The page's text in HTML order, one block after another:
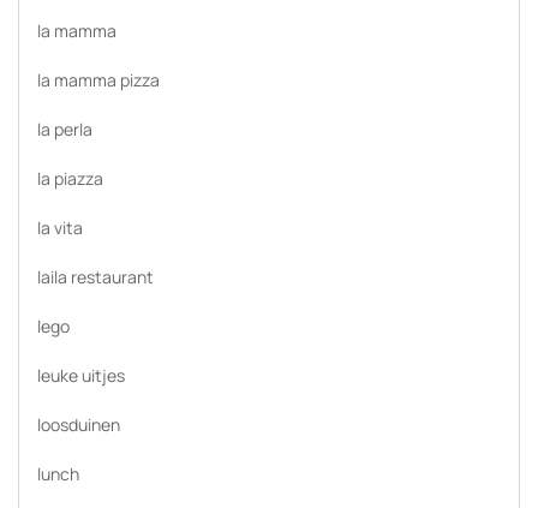
la mamma
la mamma pizza
la perla
la piazza
la vita
laila restaurant
lego
leuke uitjes
loosduinen
lunch